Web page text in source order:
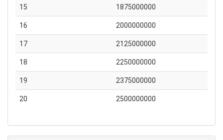
15 1875000000
16 2000000000
17 2125000000
18 2250000000
19 2375000000
20 2500000000